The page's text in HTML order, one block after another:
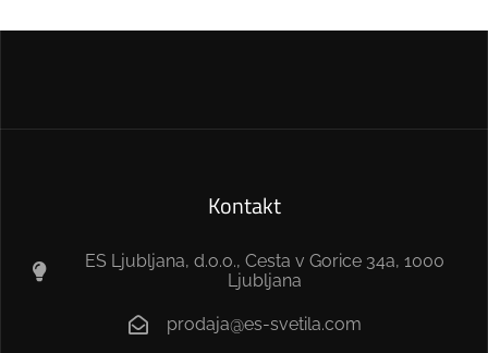
Kontakt
ES Ljubljana, d.o.o., Cesta v Gorice 34a, 1000
Ljubljana
prodaja@es-svetila.com